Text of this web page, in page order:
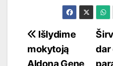
Navigacija
tarp
dar
Išlydime
mokytoją
Aldoną Genę